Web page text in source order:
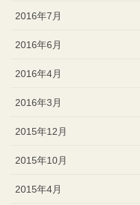
2016年7月
2016年6月
2016年4月
2016年3月
2015年12月
2015年10月
2015年4月